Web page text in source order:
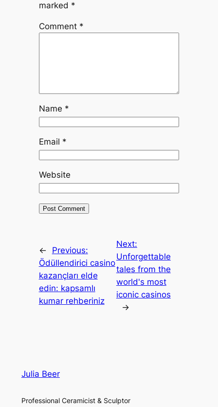
marked *
Comment *
Name *
Email *
Website
←
Previous:
Ödüllendirici casino
kazançları elde
edin: kapsamlı
kumar rehberiniz
Next:
Unforgettable
tales from the
world's most
iconic casinos
→
Julia Beer
Professional Ceramicist & Sculptor